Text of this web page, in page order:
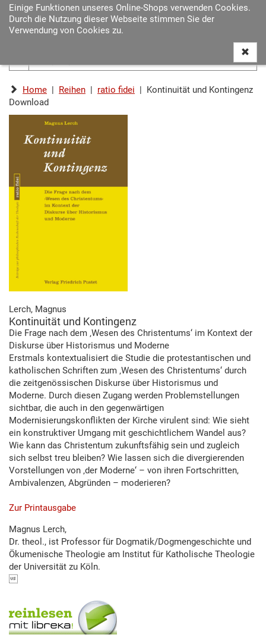
Einige Funktionen unseres Online-Shops verwenden Cookies.
Durch die Nutzung dieser Webseite stimmen Sie der
Verwendung von Cookies zu.
Home | Reihen | ratio fidei | Kontinuität und Kontingenz
Download
Lerch, Magnus
Kontinuität und Kontingenz
Die Frage nach dem ‚Wesen des Christentums‘ im Kontext der
Diskurse über Historismus und Moderne
Erstmals kontextualisiert die Studie die protestantischen und
katholischen Schriften zum ‚Wesen des Christentums‘ durch
die zeitgenössischen Diskurse über Historismus und
Moderne. Durch diesen Zugang werden Problemstellungen
sichtbar, die auch in den gegenwärtigen
Modernisierungskonflikten der Kirche virulent sind: Wie sieht
ein konstruktiver Umgang mit geschichtlichem Wandel aus?
Wie kann das Christentum zukunftsfähig sein und zugleich
sich selbst treu bleiben? Wie lassen sich die divergierenden
Vorstellungen von ‚der Moderne‘ – von ihren Fortschritten,
Ambivalenzen, Abgründen – moderieren?
Zur Printausgabe
Magnus Lerch,
Dr. theol., ist Professor für Dogmatik/Dogmengeschichte und
Ökumenische Theologie am Institut für Katholische Theologie
der Universität zu Köln.